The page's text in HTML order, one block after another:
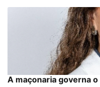
A maçonaria governa